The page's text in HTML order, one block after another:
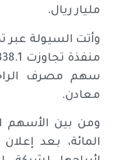
مليار ريال.
سهم مصرف
معادن.
المائة، بعد